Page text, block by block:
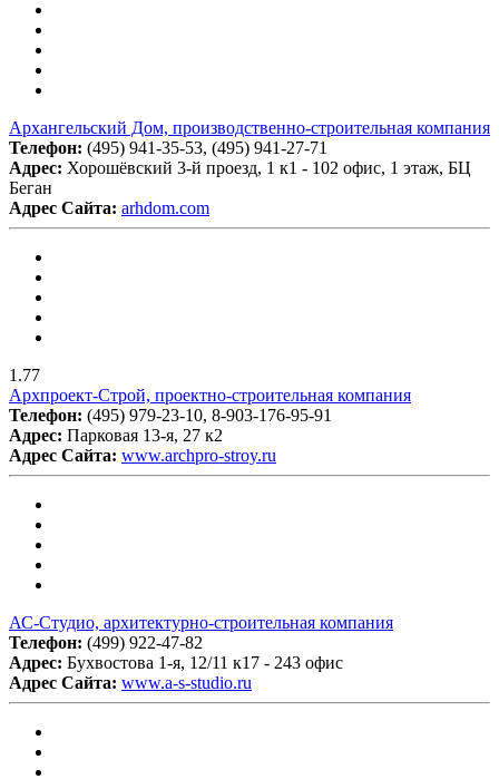
Архангельский Дом, производственно-строительная компания
Телефон: (495) 941-35-53, (495) 941-27-71
Адрес: Хорошёвский 3-й проезд, 1 к1 - 102 офис, 1 этаж, БЦ
Беган
Адрес Сайта: arhdom.com
1.77
Архпроект-Строй, проектно-строительная компания
Телефон: (495) 979-23-10, 8-903-176-95-91
Адрес: Парковая 13-я, 27 к2
Адрес Сайта: www.archpro-stroy.ru
АС-Студио, архитектурно-строительная компания
Телефон: (499) 922-47-82
Адрес: Бухвостова 1-я, 12/11 к17 - 243 офис
Адрес Сайта: www.a-s-studio.ru